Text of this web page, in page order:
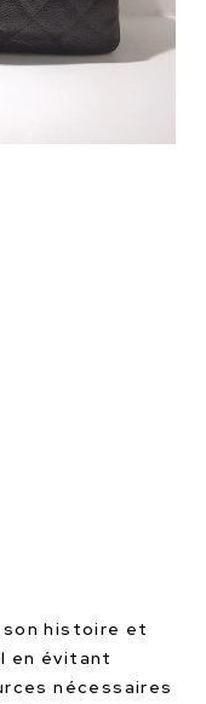
histoire et
en évitant
nécessaires